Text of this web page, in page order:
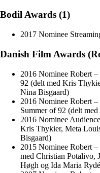
Bodil Awards (1)
2017 Nominee
Danish Film Awards
2016 Nominee Robert
92 (delt med Kris
Nina Bisgaard)
2016 Nominee Robert
Summer of 92 (delt
2016 Nominee
Kris Thykier, Meta
Bisgaard)
2015 Nominee Robert
med Christian Potalivo,
Høgh og Ida Maria